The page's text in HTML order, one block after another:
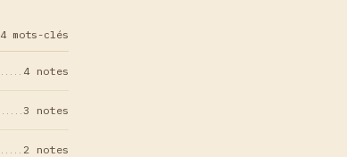
4 mots-clés
4 notes
3 notes
2 notes